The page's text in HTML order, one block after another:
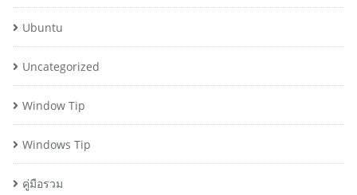
Ubuntu
Uncategorized
Window Tip
Windows Tip
คู่มือรวม